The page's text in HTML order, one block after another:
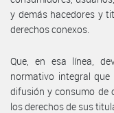
y demás hacedores y
derechos conexos.
Que, en esa línea,
normativo integral
difusión y consumo de
los derechos de sus